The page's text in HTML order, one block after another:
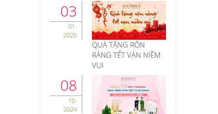
03
01-
2025
QUÀ TẶNG RỘN
RÀNG TẾT VẠN NIỀM
VUI
08
10-
2024